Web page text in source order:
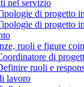
nel servizio
di progetto
di progetto
ruoli e figure
di
ruoli e
lavoro